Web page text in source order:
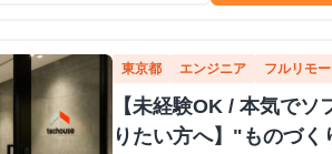
東京都 エンジニア フルリモ
【未経験OK / 本気で
りたい方へ】"ものづ